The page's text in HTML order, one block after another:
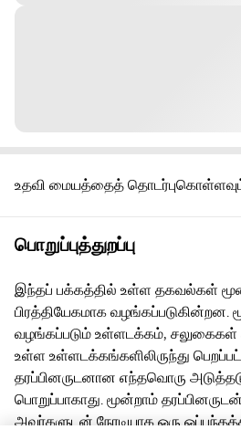
உதவி மையத்தைத்
பொறுப்புத்துறப்பு
இந்தப் பக்கத்தில் உள்ள தகவல்கள்
பிரத்தியேகமாக வழங்கப்படுகின்றன.
வழங்கப்படும் உள்ளடக்கம்,
உள்ள உள்ளடக்கங்களிலிருந்து
தரப்பினருடனான எந்தவொரு
பொறுப்பாகாது. மூன்றாம்
அவர்களுடன் நேரடியாக ஒரு